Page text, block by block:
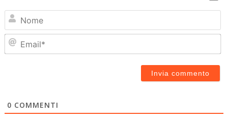
0 COMMENTI